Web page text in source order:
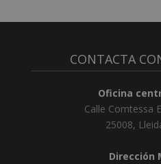
CONTACTA
Oficina
Calle Comtessa
25008,
Dirección